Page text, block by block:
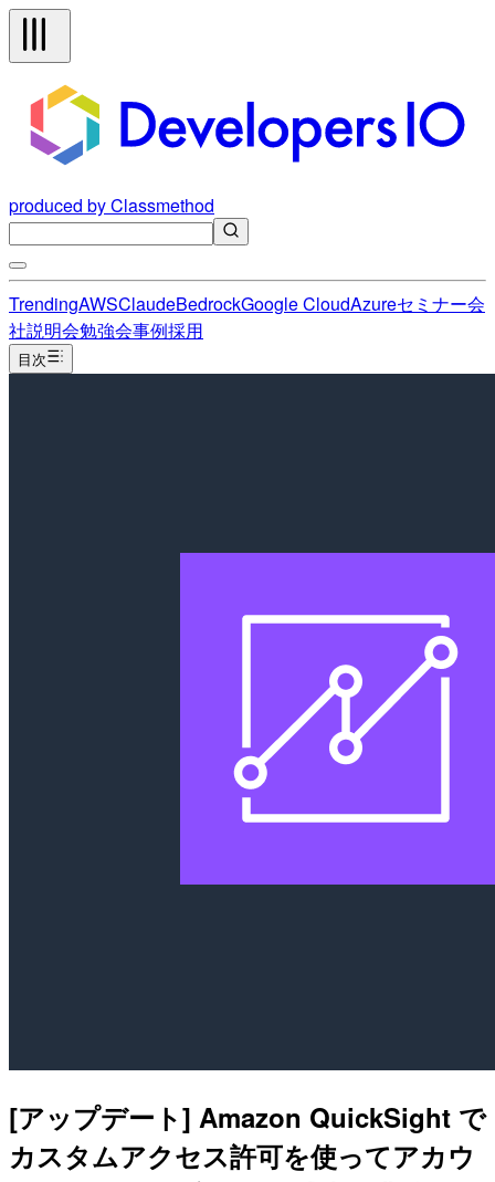
produced by Classmethod
TrendingAWSClaudeBedrockGoogle CloudAzureセミナー会
社説明会勉強会事例採用
目次
[アップデート] Amazon QuickSight で
カスタムアクセス許可を使ってアカウ